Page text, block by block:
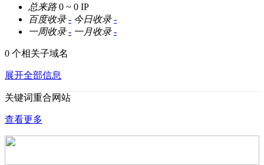
总来路 0 ~ 0 IP
百度收录 - 今日收录 -
一周收录 - 一月收录 -
0 个相关子域名
展开全部信息
关键词重合网站
查看更多